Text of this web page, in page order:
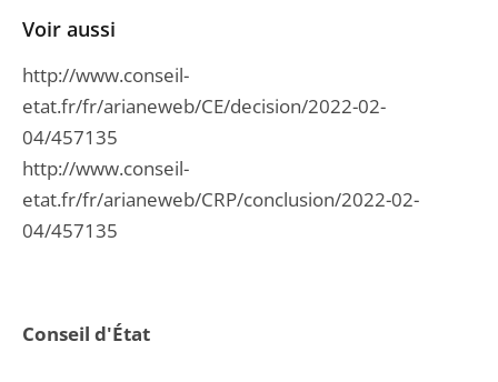
Conseil d'État
Voir aussi
http://www.conseil-
etat.fr/fr/arianeweb/CE/decision/2022-02-
04/457135
http://www.conseil-
etat.fr/fr/arianeweb/CRP/conclusion/2022-02-
04/457135